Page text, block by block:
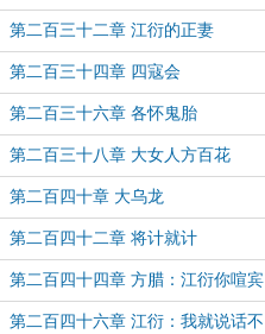
第二百三十二章 江衍的正妻
第二百三十四章 四寇会
第二百三十六章 各怀鬼胎
第二百三十八章 大女人方百花
第二百四十章 大乌龙
第二百四十二章 将计就计
第二百四十四章 方腊：江衍你喧宾
夺主！
第二百四十六章 江衍：我就说话不